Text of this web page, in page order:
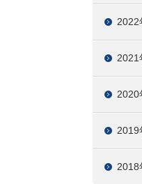
2022
2021
2020
2019
2018